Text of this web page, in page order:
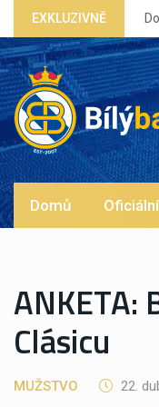
EXKLUZIVNĚ
Alonso zkrotit kabinu
Domů
ANKETA:
Clásicu
MUŽSTVO 22.